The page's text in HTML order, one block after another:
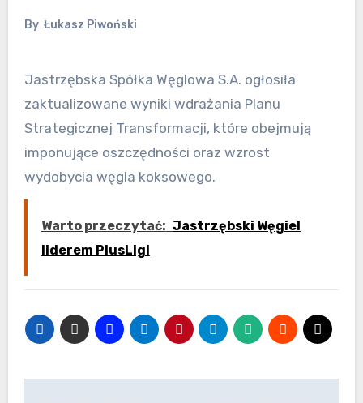
By Łukasz Piwoński
Jastrzębska Spółka Węglowa S.A. ogłosiła
zaktualizowane wyniki wdrażania Planu
Strategicznej Transformacji, które obejmują
imponujące oszczędności oraz wzrost
wydobycia węgla koksowego.
Warto przeczytać: Jastrzębski Węgiel
liderem PlusLigi